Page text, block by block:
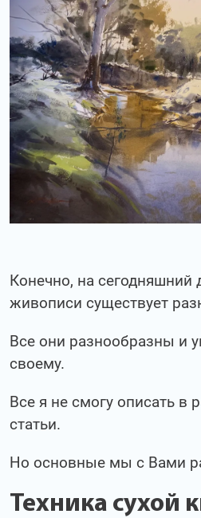
Конечно, на сегодняшний
живописи существует
Все они разнообразны и
своему.
Все я не смогу описать в
статьи.
Но основные мы с Вами
Техника сухой